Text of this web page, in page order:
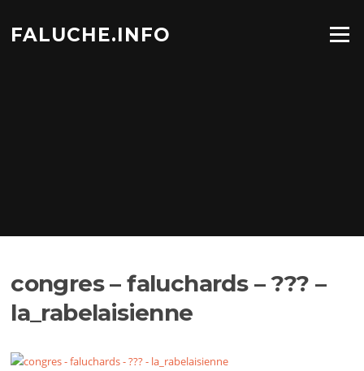
contenu
FALUCHE.INFO Menu
congres – faluchards – ??? –
la_rabelaisienne